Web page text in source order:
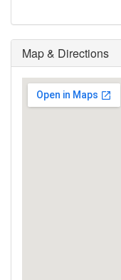
Map & Directions